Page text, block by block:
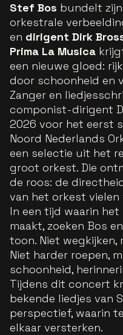
Stef Bos bundelt
orkestrale
en dirigent Dirk
Prima La Musica
een nieuwe gloed:
door schoonheid en
Zanger en
componist-dirigent
2026 voor het eerst
Noord Nederlands
een selectie uit het
groot orkest. Die
de roos: de
van het orkest
In een tijd waarin
maakt, zoeken Bos
toon. Niet wegkijken,
Niet harder roepen,
schoonheid,
Tijdens dit concert
bekende liedjes van
perspectief, waarin
elkaar versterken.